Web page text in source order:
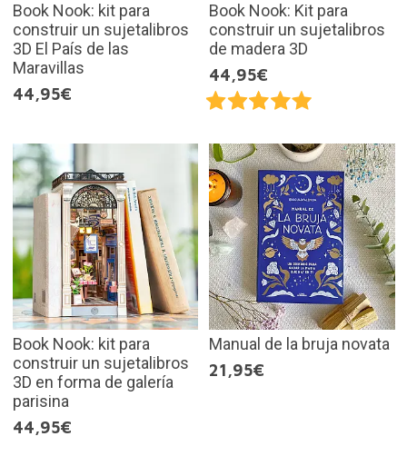
Book Nook: kit para
construir un sujetalibros
3D El País de las
Maravillas
44,95€
Book Nook: Kit para
construir un sujetalibros
de madera 3D
44,95€
Book Nook: kit para
construir un sujetalibros
3D en forma de galería
parisina
44,95€
Manual de la bruja novata
21,95€